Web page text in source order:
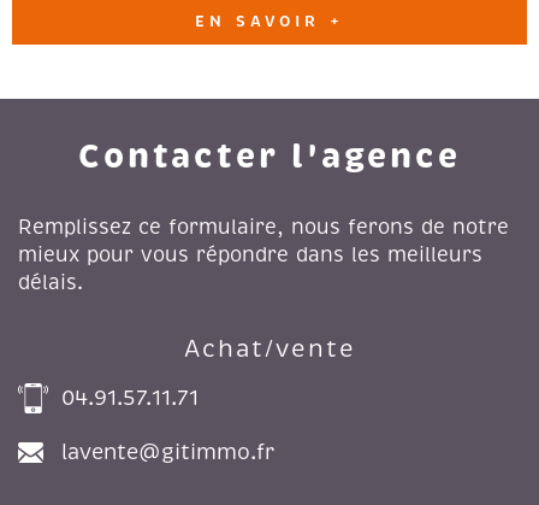
EN SAVOIR +
Contacter l'agence
Remplissez ce formulaire, nous ferons de notre
mieux pour vous répondre dans les meilleurs
délais.
Achat/vente
04.91.57.11.71
lavente@gitimmo.fr